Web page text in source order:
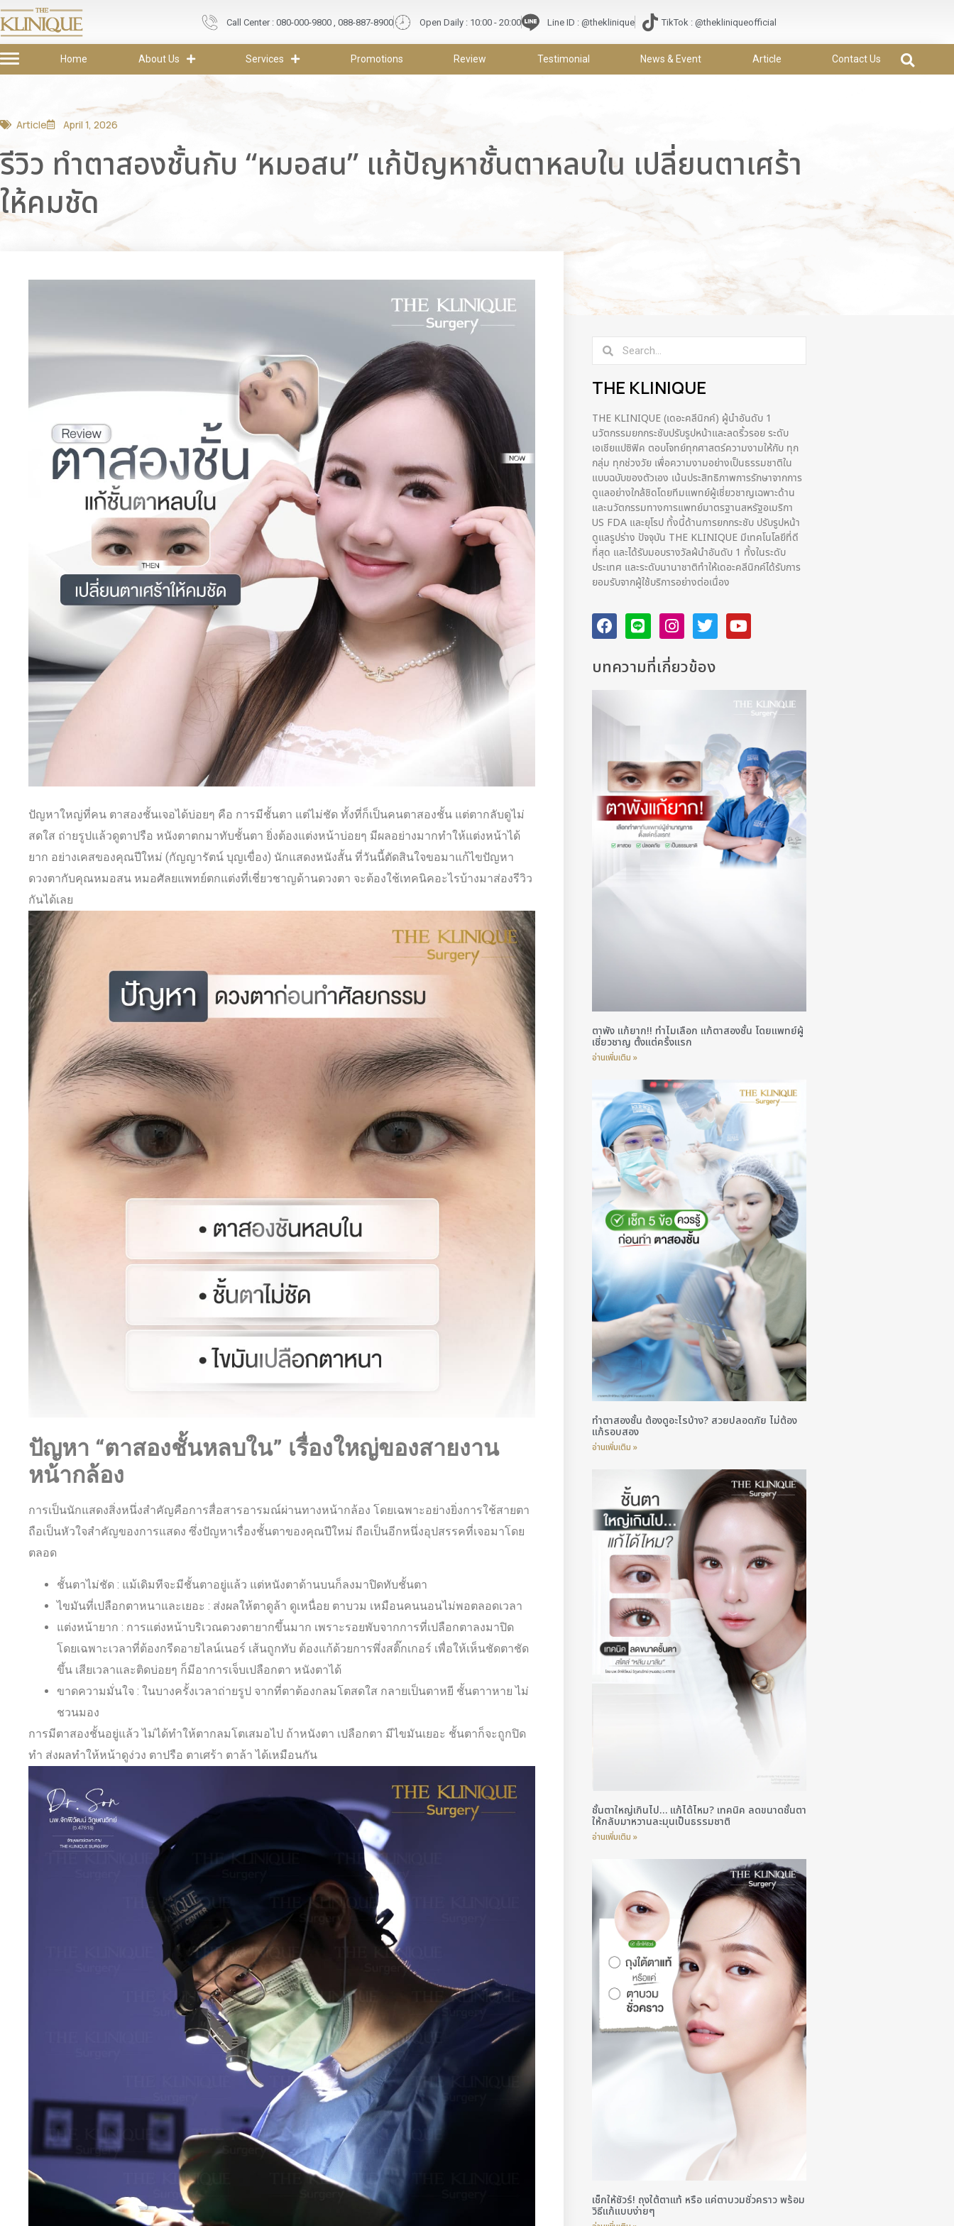
Call Center : 080-000-9800 , 088-887-8900 Open Daily : 10:00 - 20:00 Line ID : @theklinique TikTok : @thekliniqueofficial
Home About Us Services Promotions Review Testimonial News & Event Article Contact Us
Article April 1, 2026
รีวิว ทำตาสองชั้นกับ “หมอสน” แก้ปัญหาชั้นตาหลบใน เปลี่ยนตาเศร้า
ให้คมชัด
ปัญหาใหญ่ที่คน ตาสองชั้นเจอได้บ่อยๆ คือ การมีชั้นตา แต่ไม่ชัด ทั้งที่ก็เป็นคนตาสองชั้น แต่ตากลับดูไม่
สดใส ถ่ายรูปแล้วดูตาปรือ หนังตาตกมาทับชั้นตา ยิ่งต้องแต่งหน้าบ่อยๆ มีผลอย่างมากทำให้แต่งหน้าได้
ยาก อย่างเคสของคุณปีใหม่ (กัญญารัตน์ บุญเขื่อง) นักแสดงหนังสั้น ที่วันนี้ตัดสินใจขอมาแก้ไขปัญหา
ดวงตากับคุณหมอสน หมอศัลยแพทย์ตกแต่งที่เชี่ยวชาญด้านดวงตา จะต้องใช้เทคนิคอะไรบ้างมาส่องรีวิว
กันได้เลย
ปัญหา “ตาสองชั้นหลบใน” เรื่องใหญ่ของสายงาน
หน้ากล้อง
การเป็นนักแสดงสิ่งหนึ่งสำคัญคือการสื่อสารอารมณ์ผ่านทางหน้ากล้อง โดยเฉพาะอย่างยิ่งการใช้สายตา
ถือเป็นหัวใจสำคัญของการแสดง ซึ่งปัญหาเรื่องชั้นตาของคุณปีใหม่ ถือเป็นอีกหนึ่งอุปสรรคที่เจอมาโดย
ตลอด
ชั้นตาไม่ชัด : แม้เดิมทีจะมีชั้นตาอยู่แล้ว แต่หนังตาด้านบนก็ลงมาปิดทับชั้นตา
ไขมันที่เปลือกตาหนาและเยอะ : ส่งผลให้ตาดูล้า ดูเหนื่อย ตาบวม เหมือนคนนอนไม่พอตลอดเวลา
แต่งหน้ายาก : การแต่งหน้าบริเวณดวงตายากขึ้นมาก เพราะรอยพับจากการที่เปลือกตาลงมาปิด
โดยเฉพาะเวลาที่ต้องกรีดอายไลน์เนอร์ เส้นถูกทับ ต้องแก้ด้วยการพึ่งสติ๊กเกอร์ เพื่อให้เห็นชัดตาชัด
ขึ้น เสียเวลาและติดบ่อยๆ ก็มีอาการเจ็บเปลือกตา หนังตาได้
ขาดความมั่นใจ : ในบางครั้งเวลาถ่ายรูป จากที่ตาต้องกลมโตสดใส กลายเป็นตาหยี ชั้นตาาหาย ไม่
ชวนมอง
การมีตาสองชั้นอยู่แล้ว ไม่ได้ทำให้ตากลมโตเสมอไป ถ้าหนังตา เปลือกตา มีไขมันเยอะ ชั้นตาก็จะถูกปิด
ทำ ส่งผลทำให้หน้าดูง่วง ตาปรือ ตาเศร้า ตาล้า ได้เหมือนกัน
THE KLINIQUE
THE KLINIQUE (เดอะคลีนิกค์) ผู้นำอันดับ 1
นวัตกรรมยกกระชับปรับรูปหน้าและลดริ้วรอย ระดับ
เอเชียแปซิฟิค ตอบโจทย์ทุกศาสตร์ความงามให้กับ ทุก
กลุ่ม ทุกช่วงวัย เพื่อความงามอย่างเป็นธรรมชาติใน
แบบฉบับของตัวเอง เน้นประสิทธิภาพการรักษาจากการ
ดูแลอย่างใกล้ชิดโดยทีมแพทย์ผู้เชี่ยวชาญเฉพาะด้าน
และนวัตกรรมทางการแพทย์มาตรฐานสหรัฐอเมริกา
US FDA และยุโรป ทั้งนี้ด้านการยกกระชับ ปรับรูปหน้า
ดูแลรูปร่าง ปัจจุบัน THE KLINIQUE มีเทคโนโลยีที่ดี
ที่สุด และได้รับมอบรางวัลผ้นำอันดับ 1 ทั้งในระดับ
ประเทศ และระดับนานาชาติทําให้เดอะคลีนิกค์ได้รับการ
ยอมรับจากผู้ใช้บริการอย่างต่อเนื่อง
บทความที่เกี่ยวข้อง
ตาพัง แก้ยาก!! ทำไมเลือก แก้ตาสองชั้น โดยแพทย์ผู้
เชี่ยวชาญ ตั้งแต่ครั้งแรก
อ่านเพิ่มเติม »
ทำตาสองชั้น ต้องดูอะไรบ้าง? สวยปลอดภัย ไม่ต้อง
แก้รอบสอง
อ่านเพิ่มเติม »
ชั้นตาใหญ่เกินไป… แก้ได้ไหม? เทคนิค ลดขนาดชั้นตา
ให้กลับมาหวานละมุนเป็นธรรมชาติ
อ่านเพิ่มเติม »
เช็กให้ชัวร์! ถุงใต้ตาแท้ หรือ แค่ตาบวมชั่วคราว พร้อม
วิธีแก้แบบง่ายๆ